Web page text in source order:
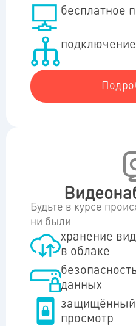
бесплатное
Будьте в курсе
ни были
хранение
в облаке
данных
защищённый
просмотр